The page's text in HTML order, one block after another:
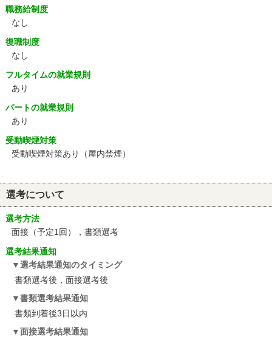
職務給制度
なし
復職制度
なし
フルタイムの就業規則
あり
パートの就業規則
あり
受動喫煙対策
受動喫煙対策あり（屋内禁煙）
選考について
選考方法
面接（予定1回），書類選考
選考結果通知
選考結果通知のタイミング
書類選考後，面接選考後
書類選考結果通知
書類到着後3日以内
面接選考結果通知